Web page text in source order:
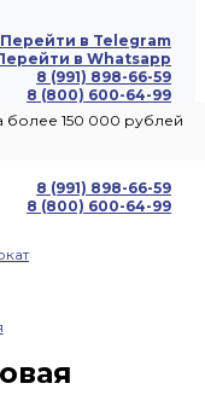
8 (991) 898-66-59
8 (800) 600-64-99
Перейти в Telegram
в Whatsapp
8 (991) 898-66-59
8 (800) 600-64-99
более 150 000 рублей